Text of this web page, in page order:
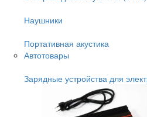
Наушники
Портативная акустика
Автотовары
Зарядные устройства для